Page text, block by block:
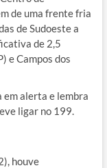
de uma frente fria
de Sudoeste a
de 2,5
e Campos dos
em alerta e lembra
ligar no 199.
houve